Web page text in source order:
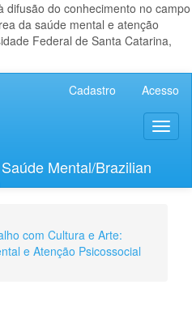
difusão do conhecimento no campo
da saúde mental e atenção
Federal de Santa Catarina,
Cadastro Acesso
Mental/Brazilian
com Cultura e Arte:
e Atenção Psicossocial